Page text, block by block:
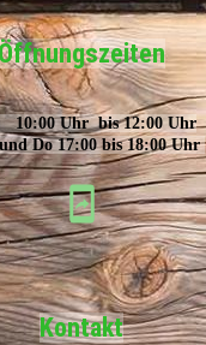
10:00 Uhr bis 12:00 Uhr
Do 17:00 bis 18:00 Uhr
Kontakt